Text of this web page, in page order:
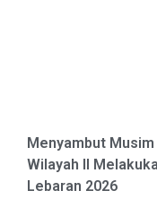
Menyambut Musim
Wilayah II
Lebaran 2026